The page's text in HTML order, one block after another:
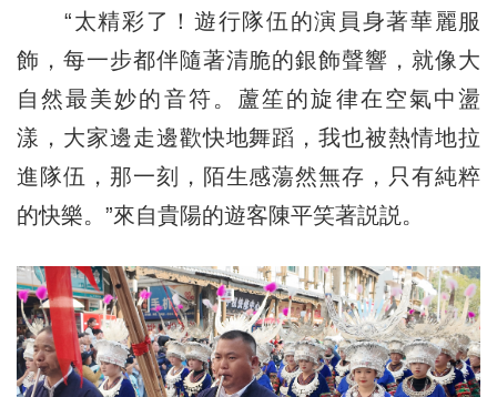
“太精彩了！遊行隊伍的演員身著華麗服
飾，每一步都伴隨著清脆的銀飾聲響，就像大
自然最美妙的音符。蘆笙的旋律在空氣中盪
漾，大家邊走邊歡快地舞蹈，我也被熱情地拉
進隊伍，那一刻，陌生感蕩然無存，只有純粹
的快樂。”來自貴陽的遊客陳平笑著説説。